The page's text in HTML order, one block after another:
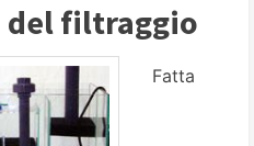
del filtraggio
Fatta